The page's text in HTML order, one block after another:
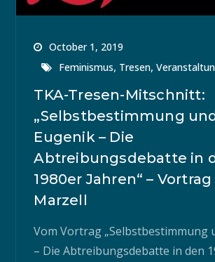
October 1, 2019
Feminismus, Tresen,
TKA-Tresen-Mitschnitt:
„Selbstbestimmung
Eugenik – Die
Abtreibungsdebatte in
1980er Jahren“ – Vortrag
Marzell
Vom Vortrag „Selbstbestimmung
– Die Abtreibungsdebatte in den